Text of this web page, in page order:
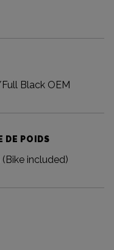
Black OEM
DE POIDS
(Bike included)